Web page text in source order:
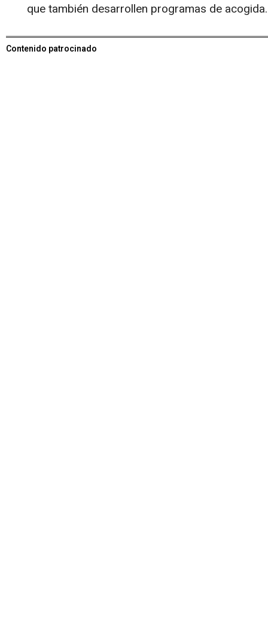
que también desarrollen programas de acogida.
Contenido patrocinado